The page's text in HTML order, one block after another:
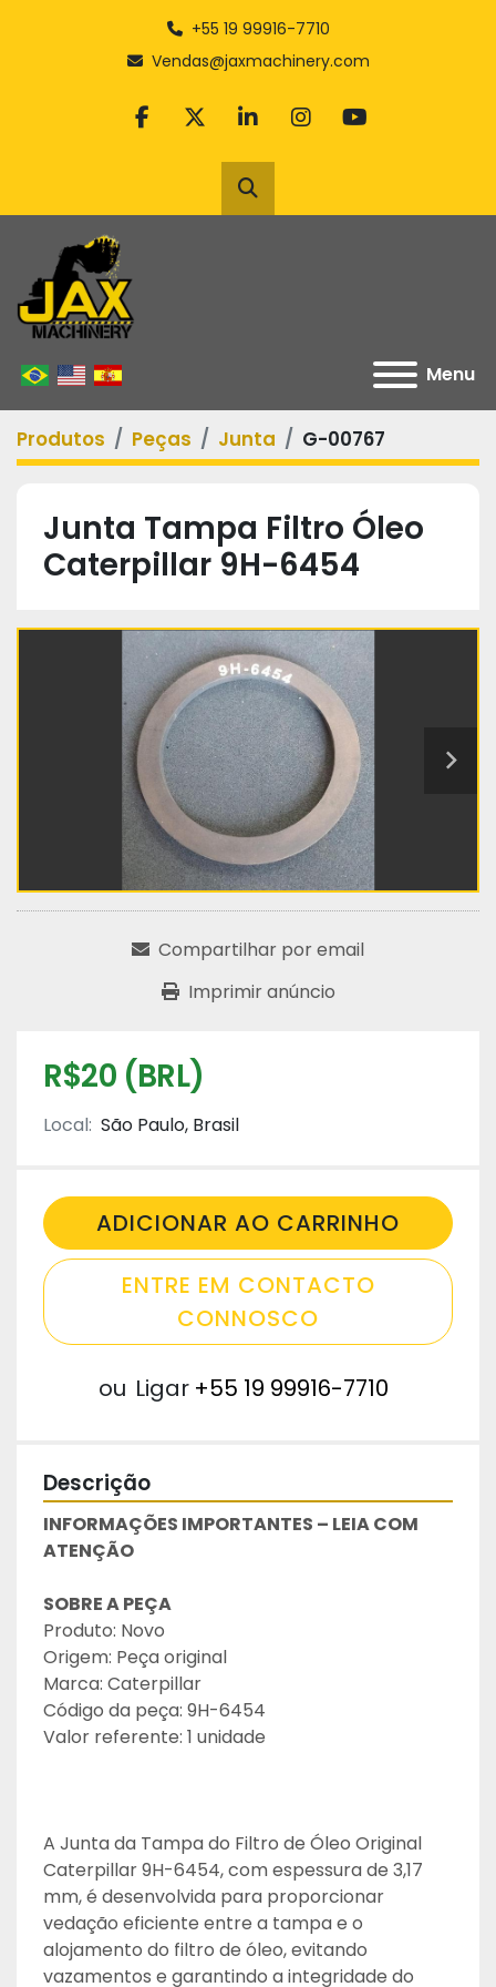
+55 19 99916-7710
Vendas@jaxmachinery.com
facebook
twitterlinkedininstagram
youtube
Pesquisar
Menu
Produtos Peças Junta G-00767
Junta Tampa Filtro Óleo
Caterpillar 9H-6454
Compartilhar por email
Imprimir anúncio
R$20 (BRL)
Local: São Paulo, Brasil
ADICIONAR AO CARRINHO
ENTRE EM CONTACTO
CONNOSCO
ou Ligar +55 19 99916-7710
Descrição
INFORMAÇÕES IMPORTANTES – LEIA COM
ATENÇÃO
SOBRE A PEÇA
Produto: Novo
Origem: Peça original
Marca: Caterpillar
Código da peça: 9H-6454
Valor referente: 1 unidade
A Junta da Tampa do Filtro de Óleo Original
Caterpillar 9H-6454, com espessura de 3,17
mm, é desenvolvida para proporcionar
vedação eficiente entre a tampa e o
alojamento do filtro de óleo, evitando
vazamentos e garantindo a integridade do